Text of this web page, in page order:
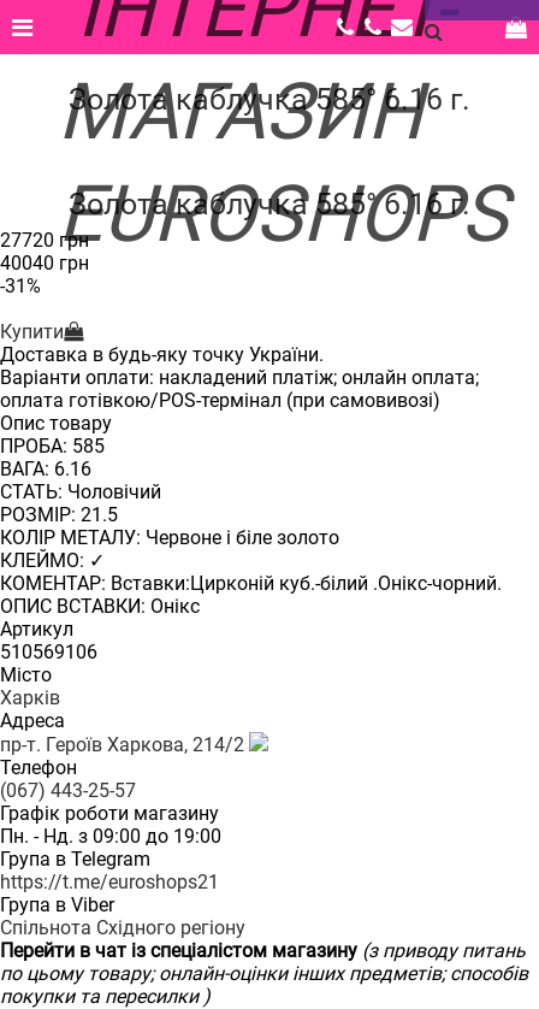
Головна | Каталог | Ювелірні вироби | Акційні пропозиції |
Каблучка |
Золота каблучка 585° 6.16 г.
Золота каблучка 585° 6.16 г.
Золота каблучка 585° 6.16 г.
27720 грн
40040 грн
-31%
Купити
Доставка в будь-яку точку України.
Варіанти оплати: накладений платіж; онлайн оплата;
оплата готівкою/POS-термінал (при самовивозі)
Опис товару
ПРОБА: 585
ВАГА: 6.16
СТАТЬ: Чоловічий
РОЗМІР: 21.5
КОЛІР МЕТАЛУ: Червоне і біле золото
КЛЕЙМО: ✓
КОМЕНТАР: Вставки:Цирконій куб.-білий .Онікс-чорний.
ОПИС ВСТАВКИ: Онікс
Артикул
510569106
Місто
Харків
Адреса
пр-т. Героїв Харкова, 214/2
Телефон
(067) 443-25-57
Графік роботи магазину
Пн. - Нд. з 09:00 до 19:00
Група в Telegram
https://t.me/euroshops21
Група в Viber
Спільнота Східного регіону
Перейти в чат із спеціалістом магазину (з приводу питань
по цьому товару; онлайн-оцінки інших предметів; способів
покупки та пересилки )